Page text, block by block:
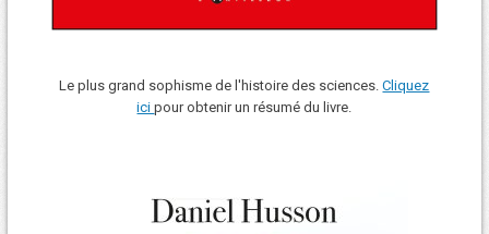
Le plus grand sophisme de l'histoire des sciences.Cliquez
icipour obtenir un résumé du livre.